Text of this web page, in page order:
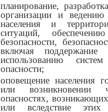
планирование,
организации и
населения и
ситуаций,
безопасности,
включая
использованию
опасности;
оповещение населения
или возникновении
опасностях,
или вследствие